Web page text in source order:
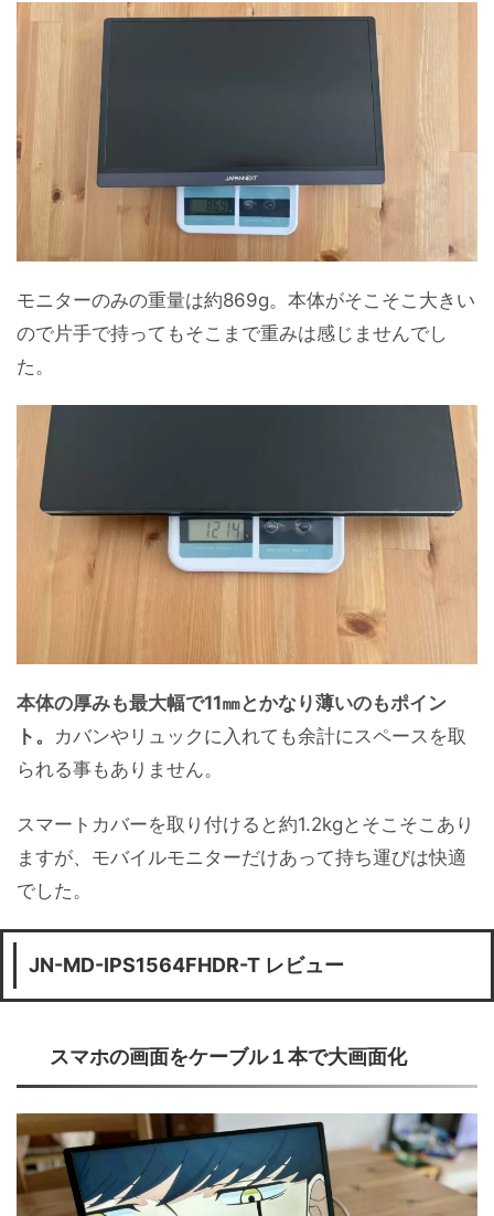
モニターのみの重量は約869g。本体がそこそこ大きい
ので片手で持ってもそこまで重みは感じませんでし
た。
本体の厚みも最大幅で11㎜とかなり薄いのもポイン
ト。 カバンやリュックに入れても余計にスペースを取
られる事もありません。
スマートカバーを取り付けると約1.2kgとそこそこあり
ますが、モバイルモニターだけあって持ち運びは快適
でした。
JN-MD-IPS1564FHDR-T レビュー
スマホの画面をケーブル１本で大画面化